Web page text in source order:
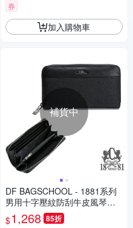
券
加入購物車
補貨中
DF BAGSCHOOL - 1881系列
男用十字壓紋防刮牛皮風琴式
長夾
$1,268 85折